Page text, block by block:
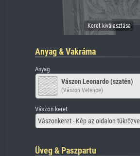
Anyag & Vakráma
Anyag
Vászon Leonardo (szatén)
(Vászon Velence)
Vászon keret
Vászonkeret - Kép az oldalon tükrözve
Üveg & Paszpartu